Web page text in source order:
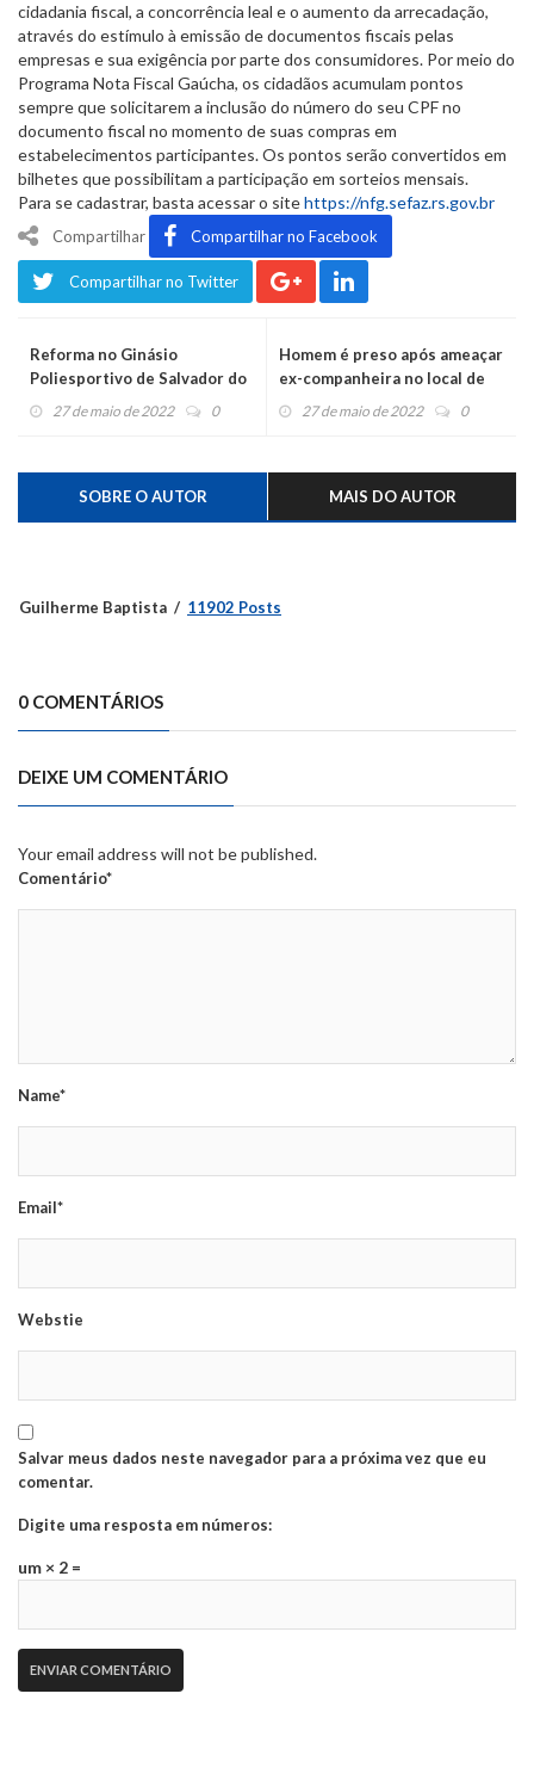
cidadania fiscal, a concorrência leal e o aumento da arrecadação,
através do estímulo à emissão de documentos fiscais pelas
empresas e sua exigência por parte dos consumidores. Por meio do
Programa Nota Fiscal Gaúcha, os cidadãos acumulam pontos
sempre que solicitarem a inclusão do número do seu CPF no
documento fiscal no momento de suas compras em
estabelecimentos participantes. Os pontos serão convertidos em
bilhetes que possibilitam a participação em sorteios mensais.
Para se cadastrar, basta acessar o sitehttps://nfg.sefaz.rs.gov.br
Compartilhar Compartilhar no Facebook
Compartilhar no Twitter
Reforma no Ginásio
Poliesportivo de Salvador do
Sul causa transferência de
27 de maio de 2022 0
Homem é preso após ameaçar
ex-companheira no local de
trabalho
27 de maio de 2022 0
SOBRE O AUTOR MAIS DO AUTOR
Guilherme Baptista 11902 Posts
0 COMENTÁRIOS
DEIXE UM COMENTÁRIO
Your email address will not be published.
Comentário*
Name*
Email*
Webstie
Salvar meus dados neste navegador para a próxima vez que eu
comentar.
Digite uma resposta em números:
um × 2 =